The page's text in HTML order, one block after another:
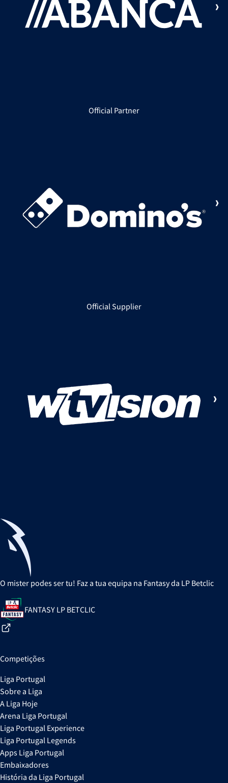
Official Partner
Official Supplier
O mister podes ser tu! Faz a tua equipa na Fantasy da LP Betclic
FANTASY LP BETCLIC
Competições
Liga Portugal
Sobre a Liga
A Liga Hoje
Arena Liga Portugal
Liga Portugal Experience
Liga Portugal Legends
Apps Liga Portugal
Embaixadores
História da Liga Portugal